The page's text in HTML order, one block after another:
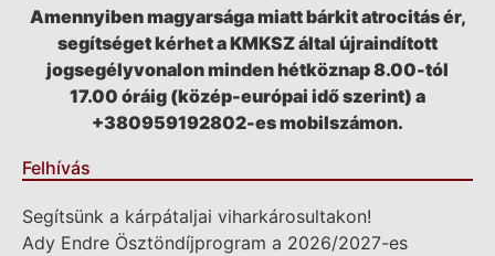
Amennyiben magyarsága miatt bárkit atrocitás ér,
segítséget kérhet a KMKSZ által újraindított
jogsegélyvonalon minden hétköznap 8.00-tól
17.00 óráig (közép-európai idő szerint) a
+380959192802-es mobilszámon.
Felhívás
Segítsünk a kárpátaljai viharkárosultakon!
Ady Endre Ösztöndíjprogram a 2026/2027-es